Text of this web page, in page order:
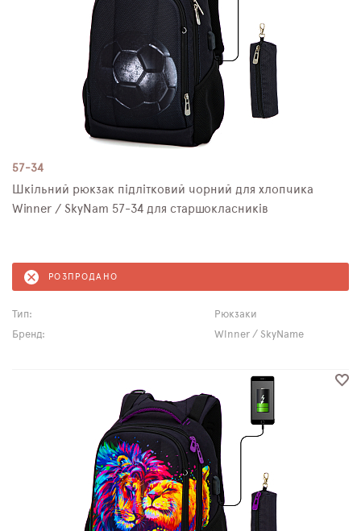
57-34
Шкільний рюкзак підлітковий чорний для хлопчика
Winner / SkyNam 57-34 для старшокласників
РОЗПРОДАНО
Тип:
Рюкзаки
Бренд:
Winner / SkyName